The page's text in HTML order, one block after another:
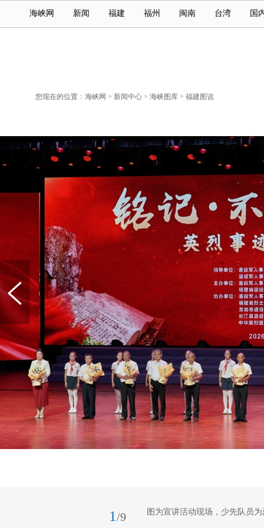
海峡网 新闻 福建 福州 闽南 台湾 国
您现在的位置： 海峡网 > 新闻中心 > 海峡图库 > 福建图说
1 /9 图为宣讲活动现场，少先队员